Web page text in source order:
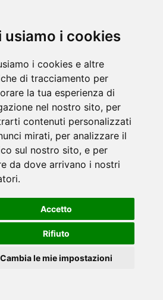
usiamo i cookies
i cookies e altre
di tracciamento per
la tua esperienza di
nel nostro sito, per
contenuti personalizzati
mirati, per analizzare il
sul nostro sito, e per
da dove arrivano i nostri
Accetto
Rifiuto
Cambia le mie impostazioni
soggetto con questi
soggetto con questi
soggetto con questi